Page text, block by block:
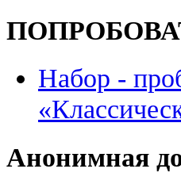
Набор -
Анонимная